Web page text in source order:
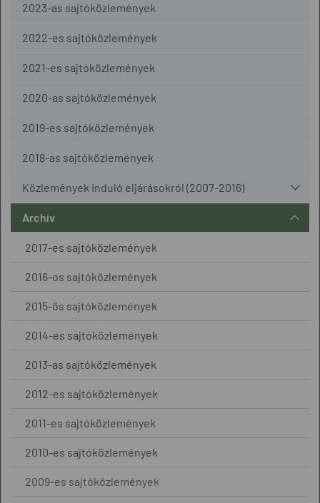
2023-as sajtóközlemények
2022-es sajtóközlemények
2021-es sajtóközlemények
2020-as sajtóközlemények
2019-es sajtóközlemények
2018-as sajtóközlemények
Közlemények induló eljárásokról (2007-2016)
Archív
2017-es sajtóközlemények
2016-os sajtóközlemények
2015-ös sajtóközlemények
2014-es sajtóközlemények
2013-as sajtóközlemények
2012-es sajtóközlemények
2011-es sajtóközlemények
2010-es sajtóközlemények
2009-es sajtóközlemények